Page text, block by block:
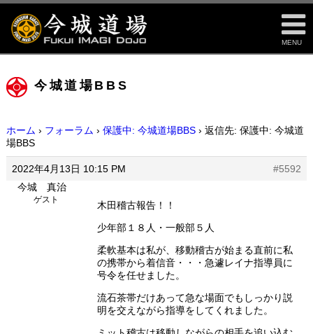
MENU
今城道場BBS
ホーム › フォーラム › 保護中: 今城道場BBS › 返信先: 保護中: 今城道
場BBS
2022年4月13日 10:15 PM
#5592
今城 真治
ゲスト
木田稽古報告！！
少年部１８人・一般部５人
柔軟基本は私が、移動稽古が始まる直前に私
の携帯から着信音・・・急遽レイナ指導員に
号令を任せました。
流石茶帯だけあって急な場面でもしっかり説
明を交えながら指導をしてくれました。